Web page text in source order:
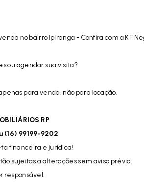
no bairro Ipiranga - Confira com a KF
ou agendar sua visita?
para venda, não para locação.
RP
(16) 99199-9202
financeira e jurídica!
sujeitas a alterações sem aviso prévio.
responsável.